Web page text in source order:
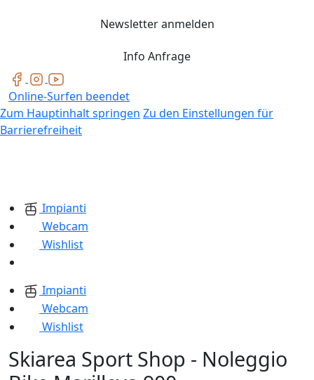
Newsletter anmelden
Info Anfrage
Online-Surfen beendet
Zum Hauptinhalt springen Zu den Einstellungen für
Barrierefreiheit
Impianti
Webcam
Wishlist
Impianti
Webcam
Wishlist
Skiarea Sport Shop - Noleggio